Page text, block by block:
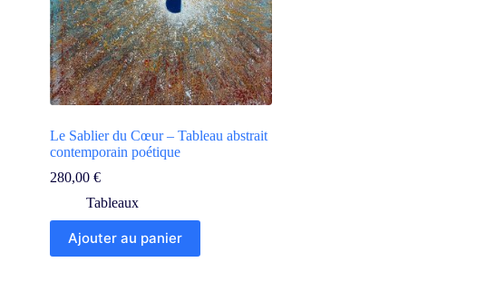
Le Sablier du Cœur – Tableau abstrait
contemporain poétique
280,00 €
Tableaux
Ajouter au panier